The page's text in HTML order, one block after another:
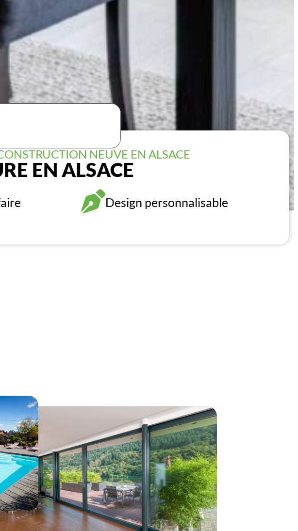
NEUVE EN ALSACE
EN ALSACE
Design personnalisable